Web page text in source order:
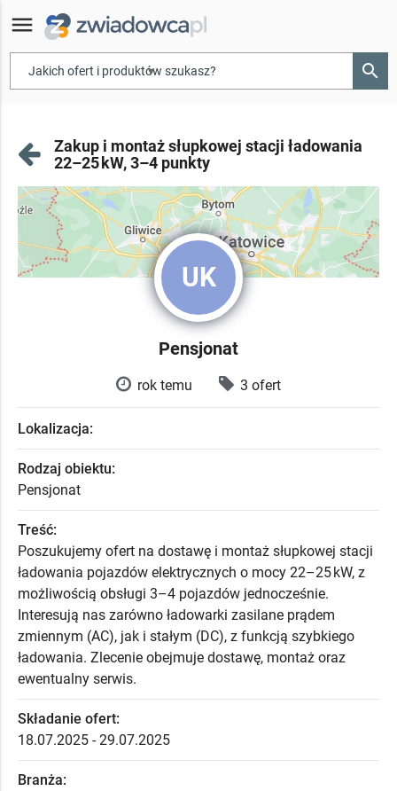
menu
▾ search
Zakup i montaż słupkowej stacji ładowania
22–25 kW, 3–4 punkty
UK
Pensjonat
rok temu 3 ofert
Lokalizacja:
Rodzaj obiektu:
Pensjonat
Treść:
Poszukujemy ofert na dostawę i montaż słupkowej stacji
ładowania pojazdów elektrycznych o mocy 22–25 kW, z
możliwością obsługi 3–4 pojazdów jednocześnie.
Interesują nas zarówno ładowarki zasilane prądem
zmiennym (AC), jak i stałym (DC), z funkcją szybkiego
ładowania. Zlecenie obejmuje dostawę, montaż oraz
ewentualny serwis.
Składanie ofert:
18.07.2025 - 29.07.2025
Branża: